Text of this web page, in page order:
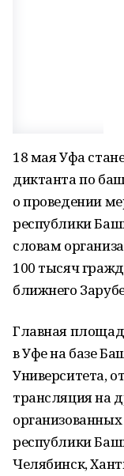
18 мая Уфа
диктанта по
о проведении
республики
словам
100 тысяч
ближнего
Главная
в Уфе на базе
Университета,
трансляция на
республики
Челябинск,